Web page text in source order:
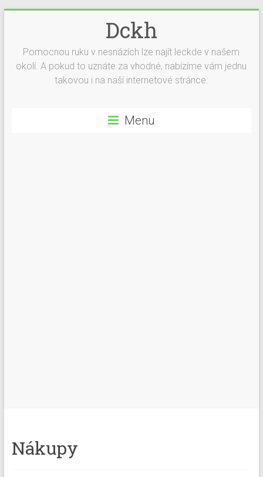
Dckh
Pomocnou ruku v nesnázích lze najít leckde v našem
okolí. A pokud to uznáte za vhodné, nabízíme vám jednu
takovou i na naší internetové stránce.
Menu
Nákupy